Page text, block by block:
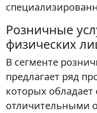
Розничные
физических
В сегменте
предлагает ряд
которых
отличительными